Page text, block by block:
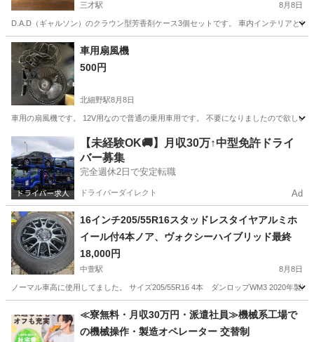
三才駅 8月8日
D.A.D（ギャルソン）のクラウン型芳香剤ケース3個セットです。 車内インテリアと
長野 長野市 三才駅
車用扇風機
500円
北細野駅8月8日
車用の扇風機です。 12V用なので普通の乗用車用です。 不要になりましたので欲しい
北安曇郡 北細野駅 その他
【未経験OK🚚】月収30万↑中型免許ドライ
バー募集
完全週休2日で安定転職
ドライバーダイレクト Ad
16インチ205/55R16スタッドレスタイヤアルミホ
イール付4本ノア、ヴォクシーハイブリッド最終
18,000円
中萱駅 8月8日
ノーマル車高に使用してました。 サイズ205/55R16 4本 ダンロップWM3 2020年製
中萱駅 タイヤ、ホイール アルミ
≪寮無料・月収30万円・派遣社員≫機械系工場で
の機械操作・製造オペレーター 交替制